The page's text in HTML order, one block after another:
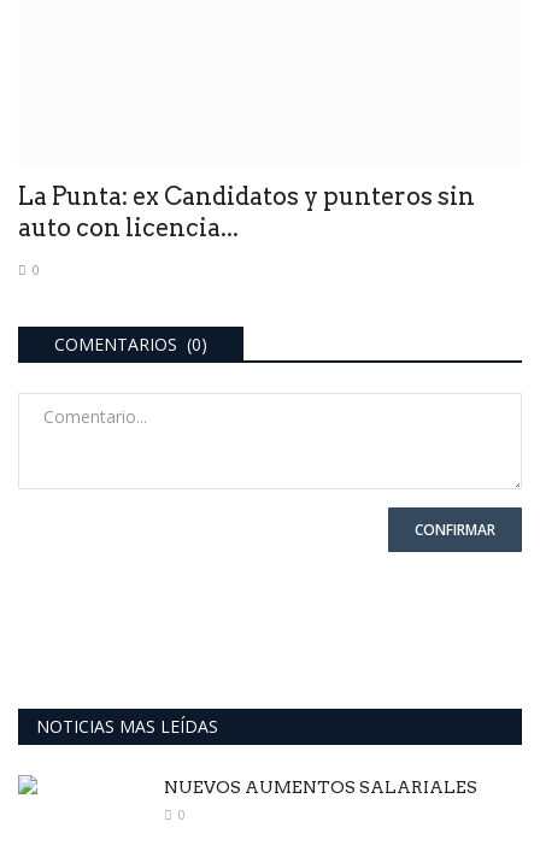
La Punta: ex Candidatos y punteros sin
auto con licencia...
0
COMENTARIOS (0)
CONFIRMAR
NOTICIAS MAS LEÍDAS
NUEVOS AUMENTOS SALARIALES
0